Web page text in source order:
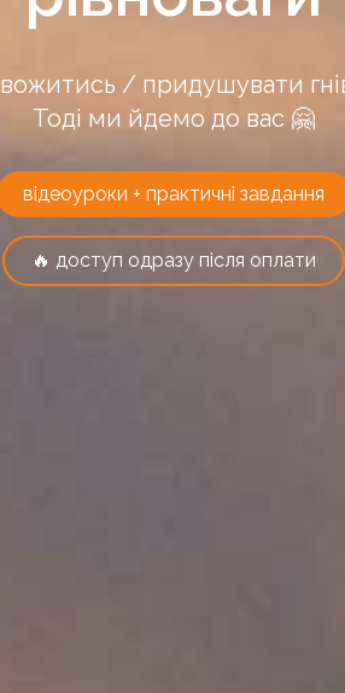
/ придушувати гнів
Тоді ми йдемо до вас 🤗
відеоуроки + практичні завдання
🔥 доступ одразу після оплати